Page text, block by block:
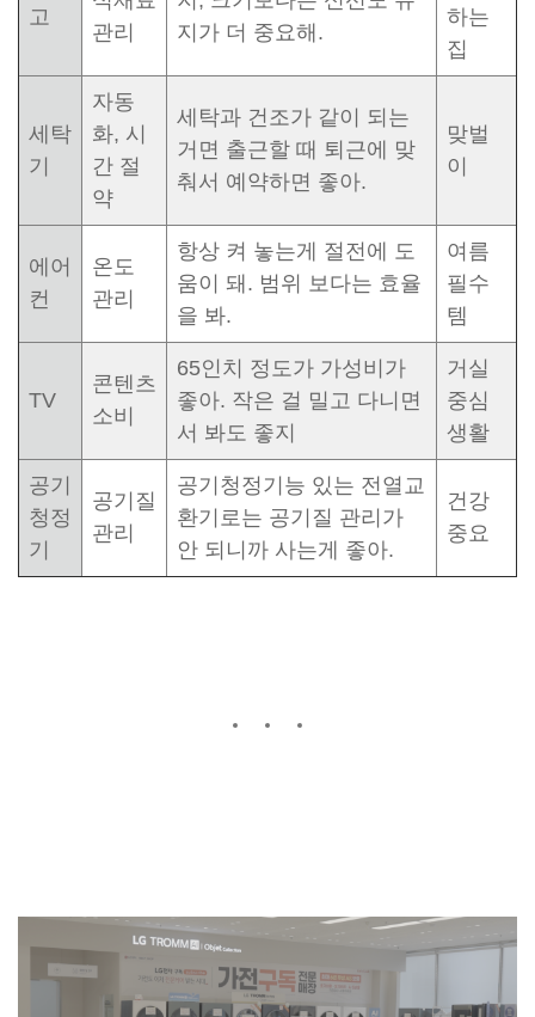
고
관리
지가 더 중요해.
하는
집
세탁
기
자동
화, 시
간 절
약
세탁과 건조가 같이 되는
거면 출근할 때 퇴근에 맞
춰서 예약하면 좋아.
맞벌
이
에어
컨
온도
관리
항상 켜 놓는게 절전에 도
움이 돼. 범위 보다는 효율
을 봐.
여름
필수
템
TV
콘텐츠
소비
65인치 정도가 가성비가
좋아. 작은 걸 밀고 다니면
서 봐도 좋지
거실
중심
생활
공기
청정
기
공기질
관리
공기청정기능 있는 전열교
환기로는 공기질 관리가
안 되니까 사는게 좋아.
건강
중요